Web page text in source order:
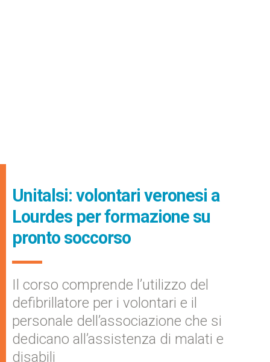
Unitalsi: volontari veronesi a
Lourdes per formazione su
pronto soccorso
Il corso comprende l’utilizzo del
defibrillatore per i volontari e il
personale dell’associazione che si
dedicano all’assistenza di malati e
disabili